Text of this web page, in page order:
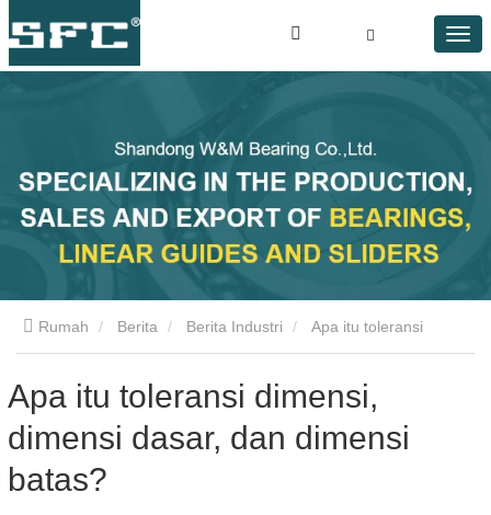
Rumah Berita Berita Industri
Apa itu toleransi dimensi,
dimensi dasar, dan dimensi
batas?